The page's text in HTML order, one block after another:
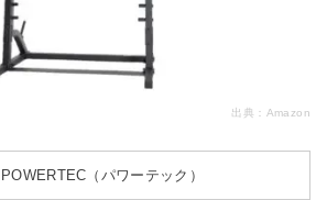
出典： Amazon
POWERTEC（パワーテック）